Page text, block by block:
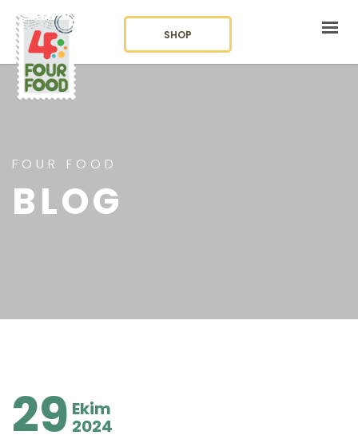
SHOP
FOUR FOOD
BLOG
29 Ekim
2024